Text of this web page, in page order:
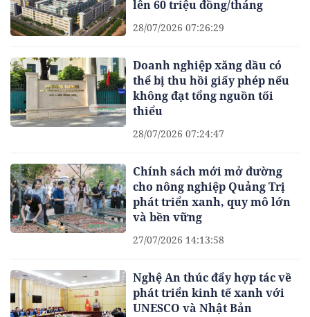
lên 60 triệu đồng/tháng
28/07/2026 07:26:29
Doanh nghiệp xăng dầu có
thể bị thu hồi giấy phép nếu
không đạt tổng nguồn tối
thiểu
28/07/2026 07:24:47
Chính sách mới mở đường
cho nông nghiệp Quảng Trị
phát triển xanh, quy mô lớn
và bền vững
27/07/2026 14:13:58
Nghệ An thúc đẩy hợp tác về
phát triển kinh tế xanh với
UNESCO và Nhật Bản